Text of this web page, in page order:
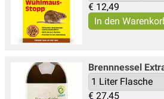
€ 12,49
Brennnessel
€ 27,45